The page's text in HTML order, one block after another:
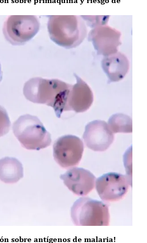
sobre antígenos de malaria!